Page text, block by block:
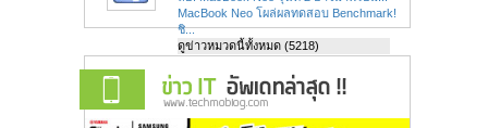
MacBook Neo โผล่ผลทดสอบ Benchmark!
ชิ...
ดูข่าวหมวดนี้ทั้งหมด (5218)